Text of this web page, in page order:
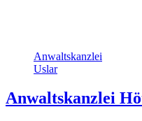
Anwaltskanzlei
Uslar
Anwaltskanzlei